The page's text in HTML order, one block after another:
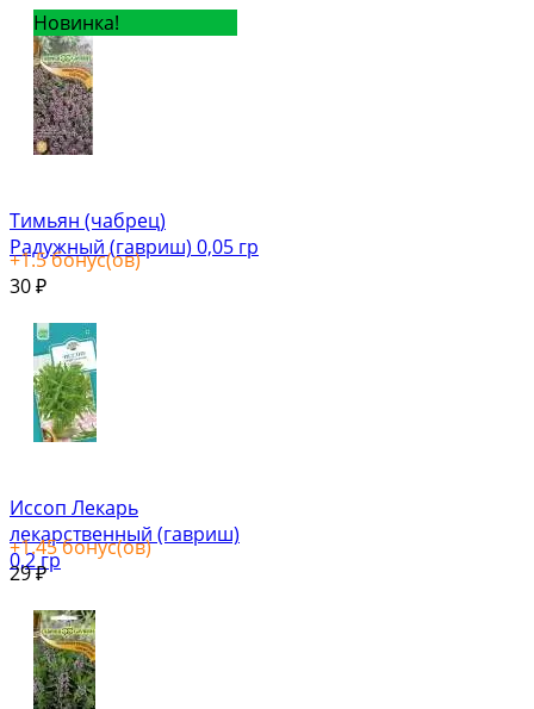
Новинка!
Тимьян (чабрец)
Радужный (гавриш) 0,05 гр
+1.5бонус(ов)
30 ₽
Иссоп Лекарь
лекарственный (гавриш)
0,2 гр
+1.45бонус(ов)
29₽